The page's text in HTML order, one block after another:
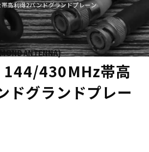
高利得2バンドグランドプレーン
ANTENNA)
430MHz帯高
ドグランドプレー